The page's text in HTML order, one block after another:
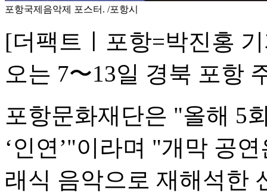
포항국제음악제 포스터. /포항시
[더팩트ㅣ포항=박진홍
오는 7〜13일 경북 포항
포항문화재단은 "올해 5
‘인연’"이라며 "개막 공
래식 음악으로 재해석한